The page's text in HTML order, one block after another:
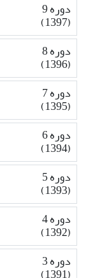
دوره 9
(1397)
دوره 8
(1396)
دوره 7
(1395)
دوره 6
(1394)
دوره 5
(1393)
دوره 4
(1392)
دوره 3